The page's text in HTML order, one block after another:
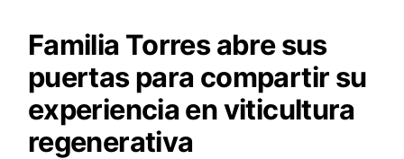
Familia Torres abre sus
puertas para compartir su
experiencia en viticultura
regenerativa